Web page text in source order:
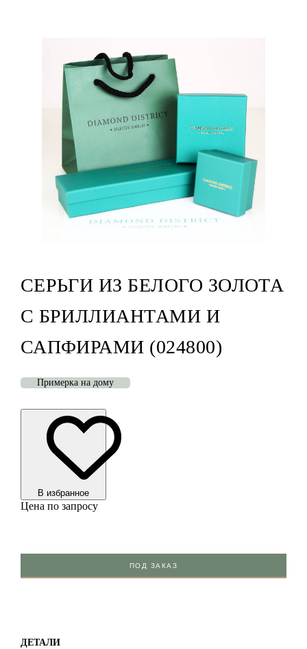
СЕРЬГИ ИЗ БЕЛОГО ЗОЛОТА
С БРИЛЛИАНТАМИ И
САПФИРАМИ (024800)
Примерка на дому
В избранноe
Цена по запросу
ПОД ЗАКАЗ
ДЕТАЛИ